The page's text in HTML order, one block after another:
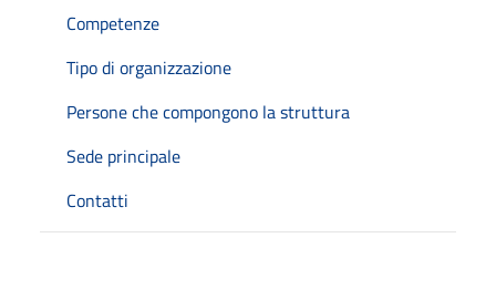
Competenze
Tipo di organizzazione
Persone che compongono la struttura
Sede principale
Contatti